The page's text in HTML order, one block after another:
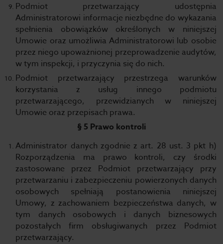
Podmiot przetwarzający udostępnia
Administratorowi informacje niezbędne do wykazania
spełnienia obowiązków określonych w niniejszej
Umowie oraz umożliwia Administratorowi lub osobie
przez niego upoważnionej przeprowadzenie audytów,
w tym inspekcji, i przyczynia się do nich.
Podmiot przetwarzający przestrzega warunków
korzystania z usług innego podmiotu
przetwarzającego, przewidzianych w niniejszej
Umowie oraz przepisach prawa.
§ 5 Prawo kontroli
Administrator danych zgodnie z art. 28 ust. 3 pkt h)
Rozporządzenia ma prawo kontroli, czy środki
zastosowane przez Podmiot przetwarzający przy
przetwarzaniu i zabezpieczeniu powierzonych danych
osobowych spełniają postanowienia niniejszej
Umowy, z zachowaniem bezpieczeństwa danych, w
tym danych osobowych i danych biznesowych
pozostałych firm obsługiwanych przez Podmiot
przetwarzający.